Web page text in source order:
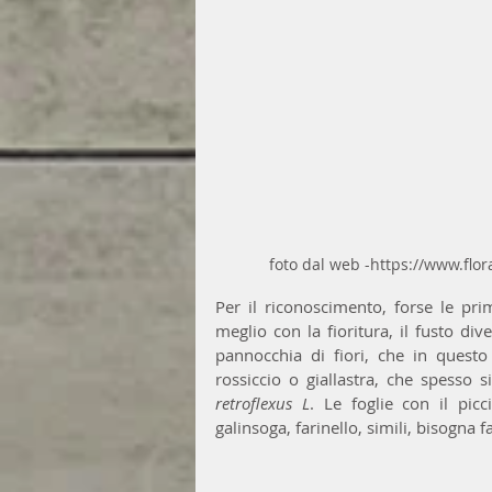
foto dal web -https://
Per il riconoscimento, forse le
meglio con la fioritura, il fusto
pannocchia di fiori, che in
rossiccio o giallastra, che
retroflexus L. Le foglie con il
galinsoga, farinello, simili, bisogna